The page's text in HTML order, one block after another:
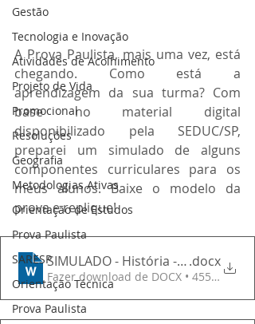
Gestão
Tecnologia e Inovação
Atividades de Acolhimento
Projeto de Vida
Promocional
Resoluções
Geografia
Metodologias Ativas
Orientação de Estudos
Prova Paulista
SARESP
Orientação Técnica
Prova Paulista
A Prova Paulista, mais uma vez, está
chegando. Como está a
aprendizagem da sua turma? Com
base no material digital
disponibilizado pela SEDUC/SP,
preparei um simulado de alguns
componentes curriculares para os
meus alunos. Baixe o modelo da
prova e replique!
SIMULADO - História - 9º Ano
.docx
Fazer download de DOCX • 455KB